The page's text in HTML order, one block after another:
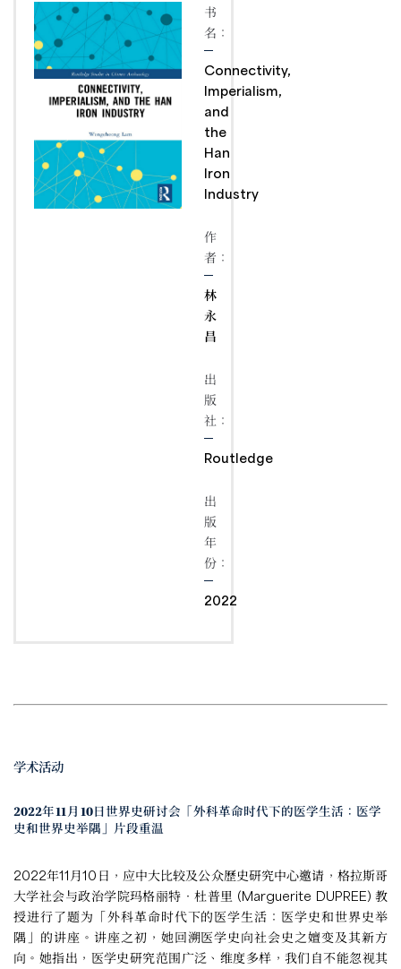
书
名：
Connectivity,
Imperialism,
and
the
Han
Iron
Industry
作
者：
林
永
昌
出
版
社：
Routledge
出
版
年
份：
2022
学术活动
2022年11月10日世界史研讨会「外科革命时代下的医学生活：医学
史和世界史举隅」片段重温
2022年11月10日，应中大比较及公众歷史研究中心邀请，格拉斯哥
大学社会与政治学院玛格丽特‧杜普里 (Marguerite DUPREE) 教
授进行了题为「外科革命时代下的医学生活：医学史和世界史举
隅」的讲座。讲座之初，她回溯医学史向社会史之嬗变及其新方
向。她指出，医学史研究范围广泛、维度多样，我们自不能忽视其